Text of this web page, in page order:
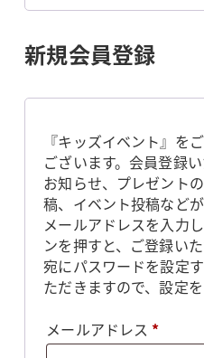
新規会員登録
『キッズイベント』を
ございます。会員登録
お知らせ、プレゼント
稿、イベント投稿など
メールアドレスを入力
ンを押すと、ご登録い
宛にパスワードを設定
ただきますので、設定を
メールアドレス *必